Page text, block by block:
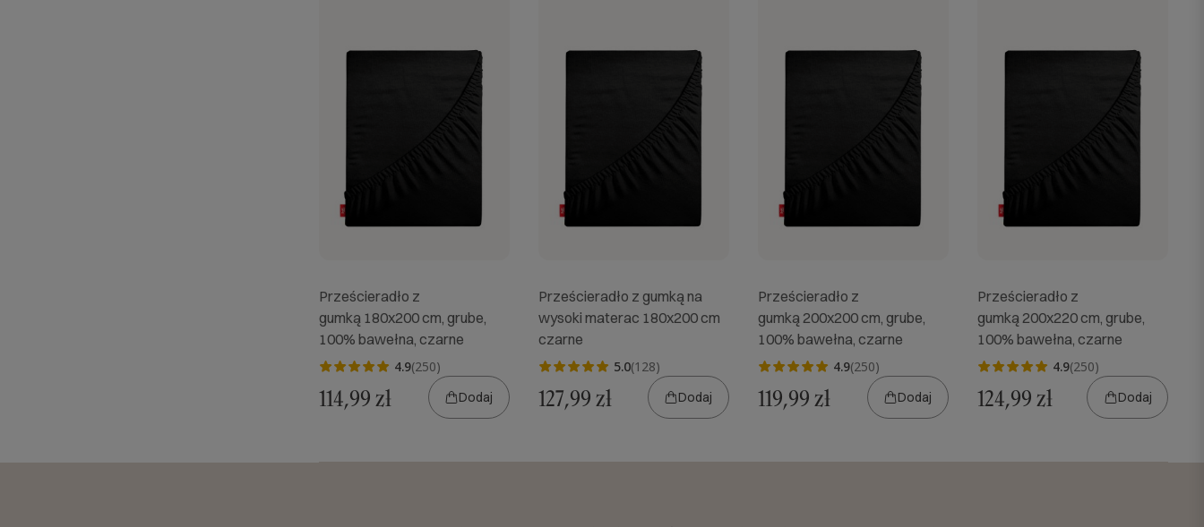
Prześcieradło z
gumką 180x200 cm, grube,
100% bawełna, czarne
4.9(250)
114,99 zł Dodaj
Prześcieradło z gumką na
wysoki materac 180x200 cm
czarne
5.0(128)
127,99 zł Dodaj
Prześcieradło z
gumką 200x200 cm, grube,
100% bawełna, czarne
4.9(250)
119,99 zł Dodaj
Prześcieradło z
gumką 200x220 cm, grube,
100% bawełna, czarne
4.9(250)
124,99 zł Dodaj